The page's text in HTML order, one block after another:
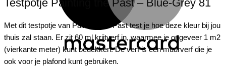
Testpotje Painting the Past – Blue-Grey 81
Met dit testpotje van Painting
Past test je hoe deze kleur bij jou
thuis zal staan. Er zit 60 ml krijtverf in, waarmee je ongeveer 1 m2
(vierkante meter) kunt bedekken. De verf is een muurverf die je
ook voor je plafond kunt gebruiken.